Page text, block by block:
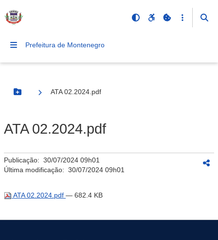
Prefeitura de Montenegro
Botão Menu
ATA 02.2024.pdf
ATA 02.2024.pdf
Publicação: 30/07/2024 09h01
Última modificação: 30/07/2024 09h01
ATA 02.2024.pdf — 682.4 KB